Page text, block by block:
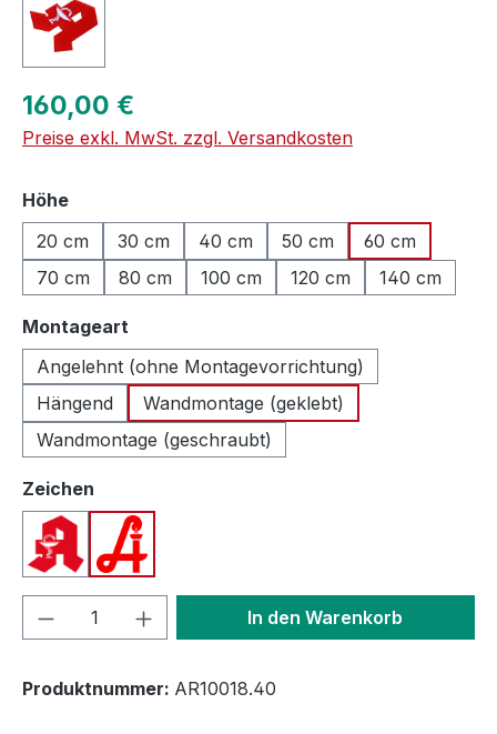
Regulärer Preis:
160,00 €
Preise exkl. MwSt. zzgl. Versandkosten
Höheauswählen
20 cm
30 cm 40 cm 50 cm
60 cm
70 cm
80 cm 100 cm 120 cm 140 cm
Montageart
Angelehnt (ohne Montagevorrichtung)
Hängend
Wandmontage (geklebt)
Wandmontage (geschraubt)
Zeichen
Apotheken A (Deutschland)
Apotheken A (Österreich)
Produkt Anzahl: Gib denIn den Warenkorb
Produktnummer: AR10018.40